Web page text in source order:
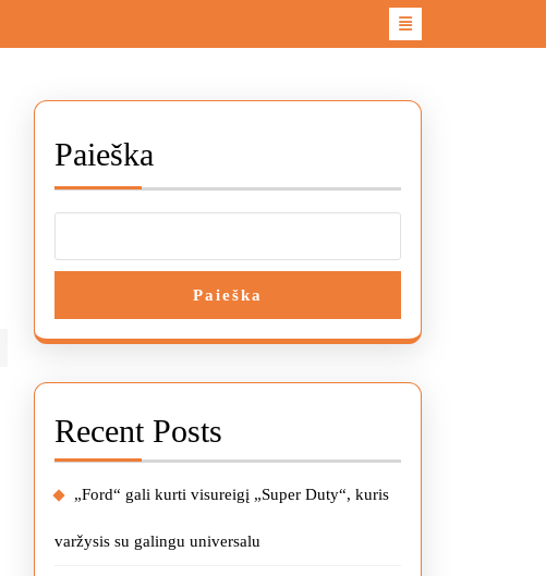
Paieška
Paieška
Recent Posts
„Ford“ gali kurti visureigį „Super Duty“, kuris
varžysis su galingu universalu